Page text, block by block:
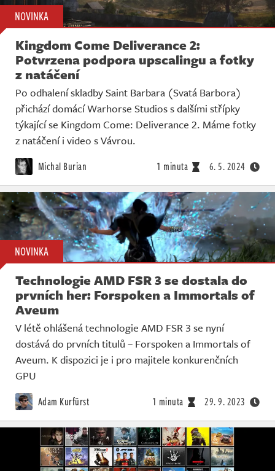
NOVINKA
Kingdom Come Deliverance 2:
Potvrzena podpora upscalingu a fotky
z natáčení
Po odhalení skladby Saint Barbara (Svatá Barbora)
přichází domácí Warhorse Studios s dalšími střípky
týkající se Kingdom Come: Deliverance 2. Máme fotky
z natáčení i video s Vávrou.
Michal Burian 1 minuta 6. 5. 2024
NOVINKA
Technologie AMD FSR 3 se dostala do
prvních her: Forspoken a Immortals of
Aveum
V létě ohlášená technologie AMD FSR 3 se nyní
dostává do prvních titulů – Forspoken a Immortals of
Aveum. K dispozici je i pro majitele konkurenčních
GPU
Adam Kurfürst 1 minuta 29. 9. 2023